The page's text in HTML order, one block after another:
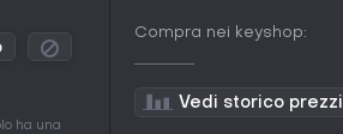
ha una
Compra nei keyshop:
Vedi storico prezzi